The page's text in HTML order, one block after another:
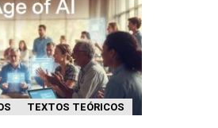
TEXTOS TEÓRICOS